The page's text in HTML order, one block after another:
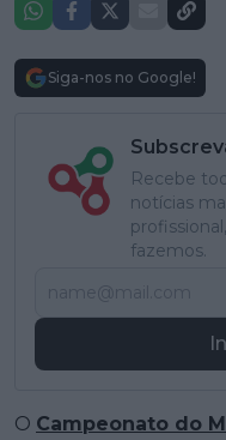
Siga-nos no Google!
Recebe
notícias
fazemos.
O Campeonato do